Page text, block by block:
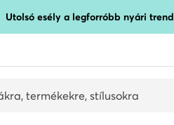
Utolsó esély a legforróbb nyári